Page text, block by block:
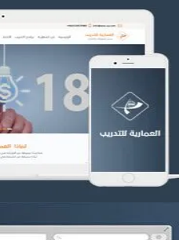
تصميم